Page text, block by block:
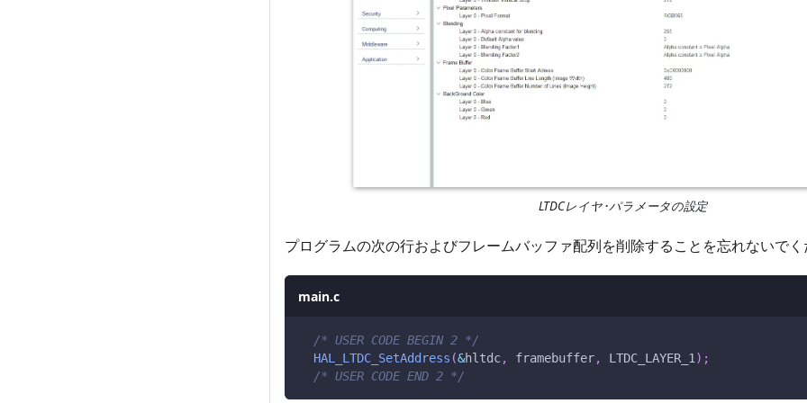
LTDCレイヤ･パラメータの設定
プログラムの次の行およびフレームバッファ配列を削除することを忘れないで
main.c
/* USER CODE BEGIN 2 */
HAL_LTDC_SetAddress (&hltdc, framebuffer, LTDC_LAYER_1 ) ;
/* USER CODE END 2 */